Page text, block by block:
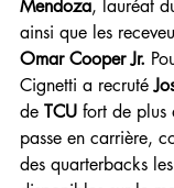
Mendoza, lauréat
ainsi que les
Omar Cooper Jr.
Cignetti a recruté
de TCU fort de
passe en carrière,
des quarterbacks